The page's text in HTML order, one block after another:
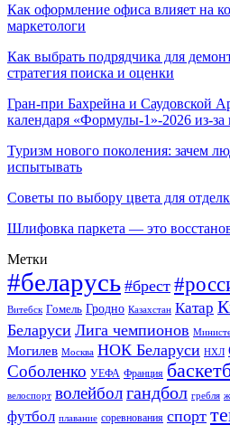
Как оформление офиса влияет на
маркетологи
Как выбрать подрядчика для
стратегия поиска и оценки
Гран-при Бахрейна и Саудовской
календаря «Формулы-1»-2026 из-
Туризм нового поколения: зачем
испытывать
Советы по выбору цвета для
Шлифовка паркета — это
Метки
#беларусь #брест
Витебск Гомель Гродно Казахстан Катар
Беларуси Лига чемпионов
Могилев Москва НОК Беларуси НХЛ
Соболенко УЕФА Франция
велоспорт волейболгандбол гребля
футбол плавание соревнования спорт